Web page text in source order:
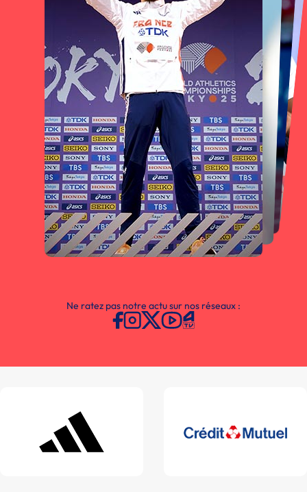
Ne ratez pas notre actu sur nos réseaux :